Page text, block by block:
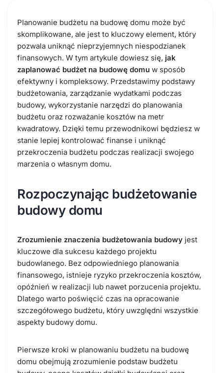
Planowanie budżetu na budowę domu może być
skomplikowane, ale jest to kluczowy element, który
pozwala uniknąć nieprzyjemnych niespodzianek
finansowych. W tym artykule dowiesz się, jak
zaplanować budżet na budowę domu w sposób
efektywny i kompleksowy. Przedstawimy podstawy
budżetowania, zarządzanie wydatkami podczas
budowy, wykorzystanie narzędzi do planowania
budżetu oraz rozważanie kosztów na metr
kwadratowy. Dzięki temu przewodnikowi będziesz w
stanie lepiej kontrolować finanse i uniknąć
przekroczenia budżetu podczas realizacji swojego
marzenia o własnym domu.
Rozpoczynając budżetowanie
budowy domu
Zrozumienie znaczenia budżetowania budowy jest
kluczowe dla sukcesu każdego projektu
budowlanego. Bez odpowiedniego planowania
finansowego, istnieje ryzyko przekroczenia kosztów,
opóźnień w realizacji lub nawet porzucenia projektu.
Dlatego warto poświęcić czas na opracowanie
szczegółowego budżetu, który uwzględni wszystkie
aspekty budowy domu.
Pierwsze kroki w planowaniu budżetu na budowę
domu obejmują zrozumienie podstaw budżetu